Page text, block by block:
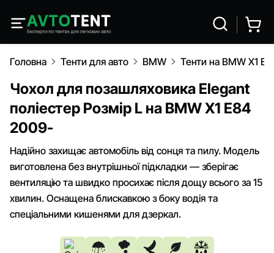
Головна Тенти для авто BMW Тенти на BMW X1
Чохол для позашляховика Elegant
поліестер Розмір L на BMW X1 E84
2009-
Надійно захищає автомобіль від сонця та пилу. Модель
виготовлена без внутрішньої підкладки — зберігає
вентиляцію та швидко просихає після дощу всього за 15
хвилин. Оснащена блискавкою з боку водія та
спеціальними кишенями для дзеркал.